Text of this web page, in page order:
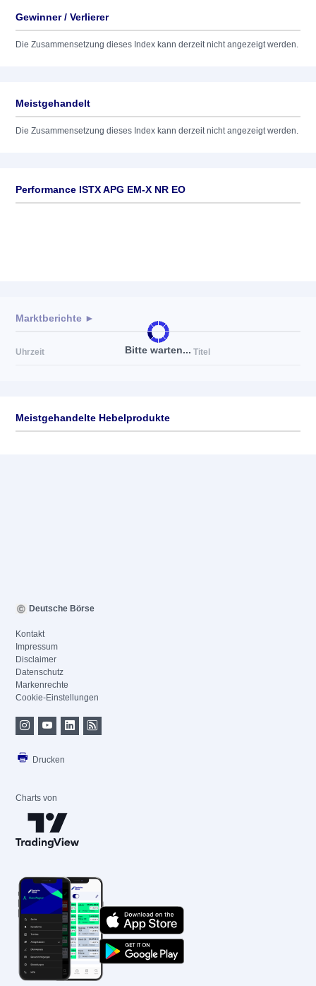
Gewinner / Verlierer
Die Zusammensetzung dieses Index kann derzeit nicht angezeigt werden.
Meistgehandelt
Die Zusammensetzung dieses Index kann derzeit nicht angezeigt werden.
Performance ISTX APG EM-X NR EO
Bitte warten...
Marktberichte ►
Uhrzeit Titel
Meistgehandelte Hebelprodukte
Deutsche Börse
Kontakt
Impressum
Disclaimer
Datenschutz
Markenrechte
Cookie-Einstellungen
Drucken
Charts von